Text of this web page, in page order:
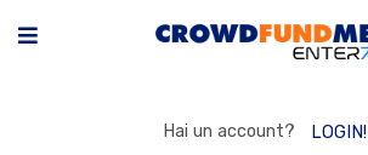
Hai un account? LOGIN!